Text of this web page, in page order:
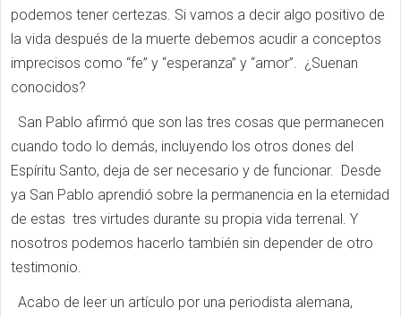
podemos tener certezas. Si vamos a decir algo positivo de
la vida después de la muerte debemos acudir a conceptos
imprecisos como “fe” y “esperanza” y “amor”. ¿Suenan
conocidos?
San Pablo afirmó que son las tres cosas que permanecen
cuando todo lo demás, incluyendo los otros dones del
Espíritu Santo, deja de ser necesario y de funcionar. Desde
ya San Pablo aprendió sobre la permanencia en la eternidad
de estas tres virtudes durante su propia vida terrenal. Y
nosotros podemos hacerlo también sin depender de otro
testimonio.
Acabo de leer un artículo por una periodista alemana,